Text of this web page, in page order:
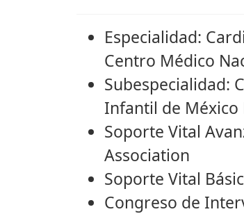
Especialidad:
Centro Médico
Subespecialidad:
Infantil de México
Soporte Vital
Association
Soporte Vital
Congreso de